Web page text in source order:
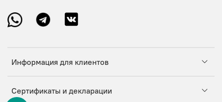
Информация для клиентов
Сертификаты и декларации